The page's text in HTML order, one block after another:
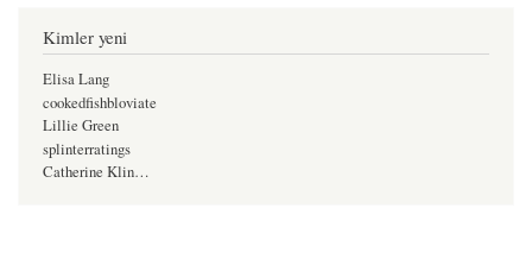
Kimler yeni
Elisa Lang
cookedfishbloviate
Lillie Green
splinterratings
Catherine Klin…